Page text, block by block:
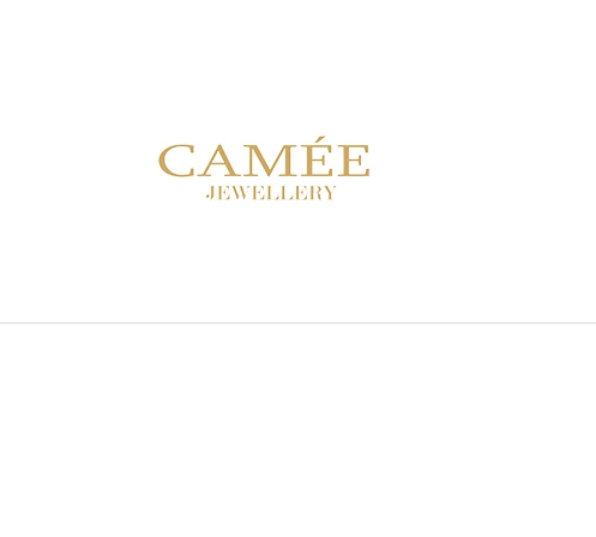
CO POTŘEBUJETE NAJÍT?
DOPORUČUJEME